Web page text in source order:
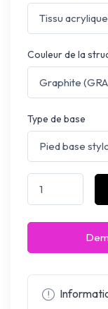
Couleur de la
Type de base